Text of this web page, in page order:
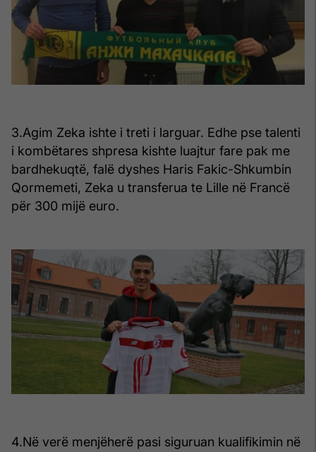
3.Agim Zeka ishte i treti i larguar. Edhe pse talenti
i kombëtares shpresa kishte luajtur fare pak me
bardhekuqtë, falë dyshes Haris Fakic-Shkumbin
Qormemeti, Zeka u transferua te Lille në Francë
për 300 mijë euro.
4.Në verë menjëherë pasi siguruan kualifikimin në